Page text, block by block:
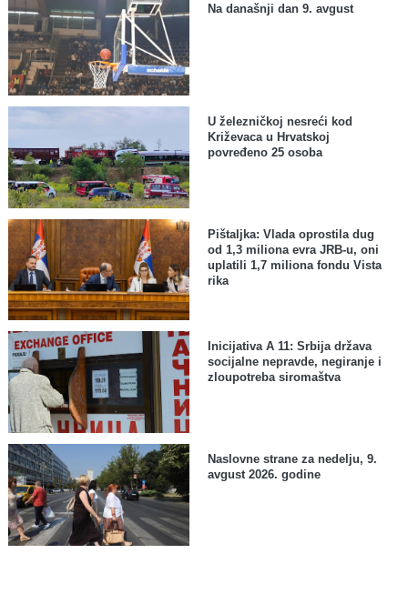
Na današnji dan 9. avgust
U železničkoj nesreći kod
Križevaca u Hrvatskoj
povređeno 25 osoba
Pištaljka: Vlada oprostila dug
od 1,3 miliona evra JRB-u, oni
uplatili 1,7 miliona fondu Vista
rika
Inicijativa A 11: Srbija država
socijalne nepravde, negiranje i
zloupotreba siromaštva
Naslovne strane za nedelju, 9.
avgust 2026. godine